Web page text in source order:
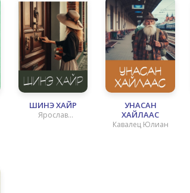
ШИНЭ ХАЙР
Ярослав
УНАСАН
ХАЙЛААС
Кавалец Юлиан